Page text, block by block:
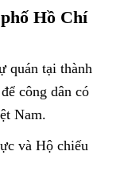
Hồ Chí
quán tại thành
công dân có
Nam.
và Hộ chiếu